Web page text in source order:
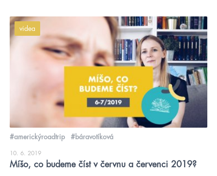
videa
#americkýroadtrip #báravotíková
10. 6. 2019
Míšo, co budeme číst v červnu a červenci 2019?